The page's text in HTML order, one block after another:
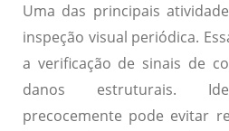
Uma das principais
inspeção visual periódica.
a verificação de sinais de
danos estruturais.
precocemente pode evitar